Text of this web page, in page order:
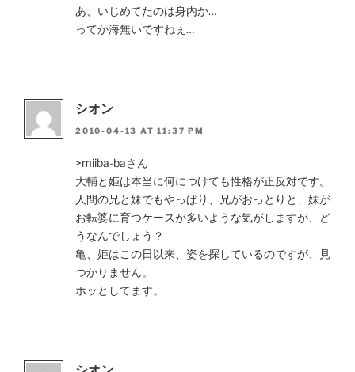
あ、いじめてたのは身内か…
ってか海無いですねぇ…
シオン
2010-04-13 AT 11:37 PM
>miiba-baさん
大輔と姫は本当に何につけても性格が正反対です。
人間の兄と妹でもやっぱり、兄がおっとりと、妹が
お転婆に育つケースが多いような気がしますが、ど
うなんでしょう？
亀、姫はこの日以来、姿を探しているのですが、見
つかりません。
ホッとしてます。